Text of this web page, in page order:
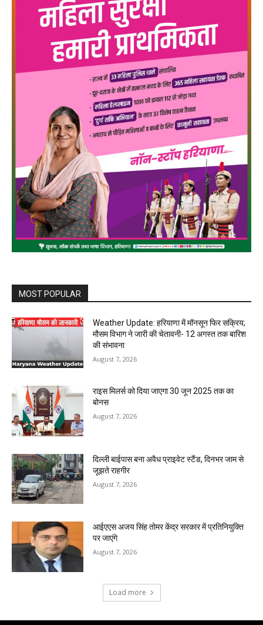
MOST POPULAR
Weather Update: हरियाणा में मॉनसून फिर सक्रिय;
मौसम विभाग ने जारी की चेतावनी- 12 अगस्त तक बारिश
की संभावना
August 7, 2026
राइस मिलर्स को दिया जाएगा 30 जून 2025 तक का
बोनस
August 7, 2026
दिल्ली बाईपास बना अवैध प्राइवेट स्टैंड, दिनभर जाम से
जूझते राहगीर
August 7, 2026
आईएएस अजय सिंह तोमर केंद्र सरकार में प्रतिनियुक्ति
पर जाएंगे
August 7, 2026
Load more